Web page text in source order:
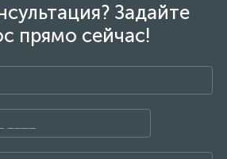
Задайте
прямо сейчас!